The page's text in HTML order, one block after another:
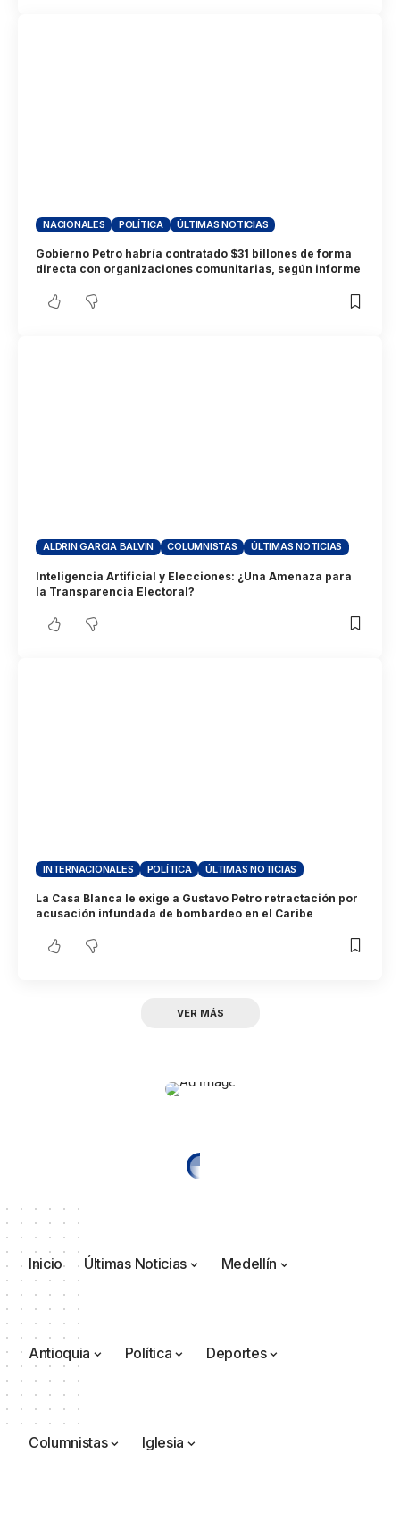
NACIONALES POLÍTICA ÚLTIMAS NOTICIAS
Gobierno Petro habría contratado $31 billones de forma
directa con organizaciones comunitarias, según informe
ALDRIN GARCIA BALVIN COLUMNISTAS ÚLTIMAS NOTICIAS
Inteligencia Artificial y Elecciones: ¿Una Amenaza para
la Transparencia Electoral?
INTERNACIONALES POLÍTICA ÚLTIMAS NOTICIAS
La Casa Blanca le exige a Gustavo Petro retractación por
acusación infundada de bombardeo en el Caribe
VER MÁS
Inicio Últimas Noticias Medellín
Antioquia Política Deportes
Columnistas Iglesia